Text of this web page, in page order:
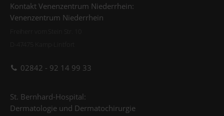
Kontakt Venenzentrum Niederrhein:
Venenzentrum Niederrhein
02842 - 92 14 99 33
St. Bernhard-Hospital:
Dermatologie und Dermatochirurgie